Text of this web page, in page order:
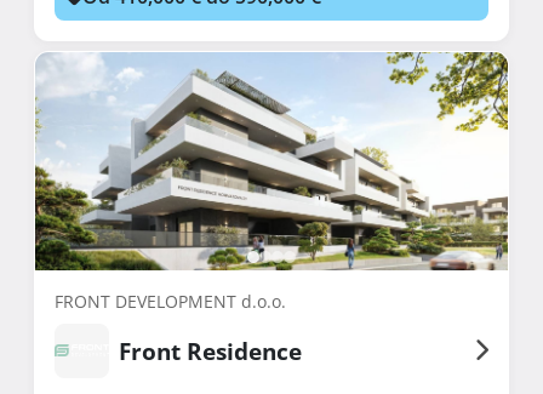
FRONT DEVELOPMENT d.o.o.
Front Residence